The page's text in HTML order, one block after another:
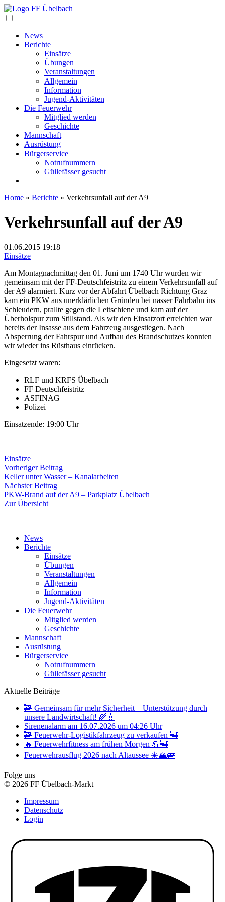
News
Berichte
Einsätze
Übungen
Veranstaltungen
Allgemein
Information
Jugend-Aktivitäten
Die Feuerwehr
Mitglied werden
Geschichte
Mannschaft
Ausrüstung
Bürgerservice
Notrufnummern
Güllefässer gesucht
Home » Berichte » Verkehrsunfall auf der A9
Verkehrsunfall auf der A9
01.06.2015 19:18
Einsätze
Am Montagnachmittag den 01. Juni um 1740 Uhr wurden wir
gemeinsam mit der FF-Deutschfeistritz zu einem Verkehrsunfall auf
der A9 alarmiert. Kurz vor der Abfahrt Übelbach Richtung Graz
kam ein PKW aus unerklärlichen Gründen bei nasser Fahrbahn ins
Schleudern, prallte gegen die Leitschiene und kam auf der
Überholspur zum Stillstand. Als wir den Einsatzort erreichten war
bereits der Insasse aus dem Fahrzeug ausgestiegen. Nach
Absperrung der Fahrspur und Aufbau des Brandschutzes konnten
wir wieder ins Rüsthaus einrücken.
Eingesetzt waren:
RLF und KRFS Übelbach
FF Deutschfeistritz
ASFINAG
Polizei
Einsatzende: 19:00 Uhr
Einsätze
Beitragsnavigation
Vorheriger BeitragVorheriger
Beitrag:
Keller unter Wasser – Kanalarbeiten
Nächster BeitragNächster
Beitrag:
PKW-Brand auf der A9 – Parkplatz Übelbach
Zur Übersicht
News
Berichte
Einsätze
Übungen
Veranstaltungen
Allgemein
Information
Jugend-Aktivitäten
Die Feuerwehr
Mitglied werden
Geschichte
Mannschaft
Ausrüstung
Bürgerservice
Notrufnummern
Güllefässer gesucht
Aktuelle Beiträge
🚒 Gemeinsam für mehr Sicherheit – Unterstützung durch
unsere Landwirtschaft! 🌾💧
Sirenenalarm am 16.07.2026 um 04:26 Uhr
🚒 Feuerwehr-Logistikfahrzeug zu verkaufen 🚒
🔥 Feuerwehrfitness am frühen Morgen 💪🚒
Feuerwehrausflug 2026 nach Altaussee ☀️🏔️🚌
Folge uns
© 2026 FF Übelbach-Markt
Impressum
Datenschutz
Login